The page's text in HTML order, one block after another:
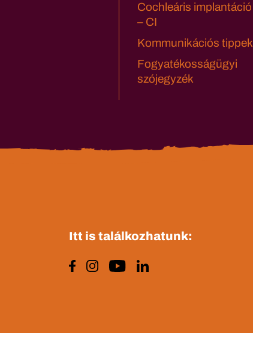
Cochleáris implantáció
– CI
Kommunikációs tippek
Fogyatékosságügyi
szójegyzék
Itt is találkozhatunk: